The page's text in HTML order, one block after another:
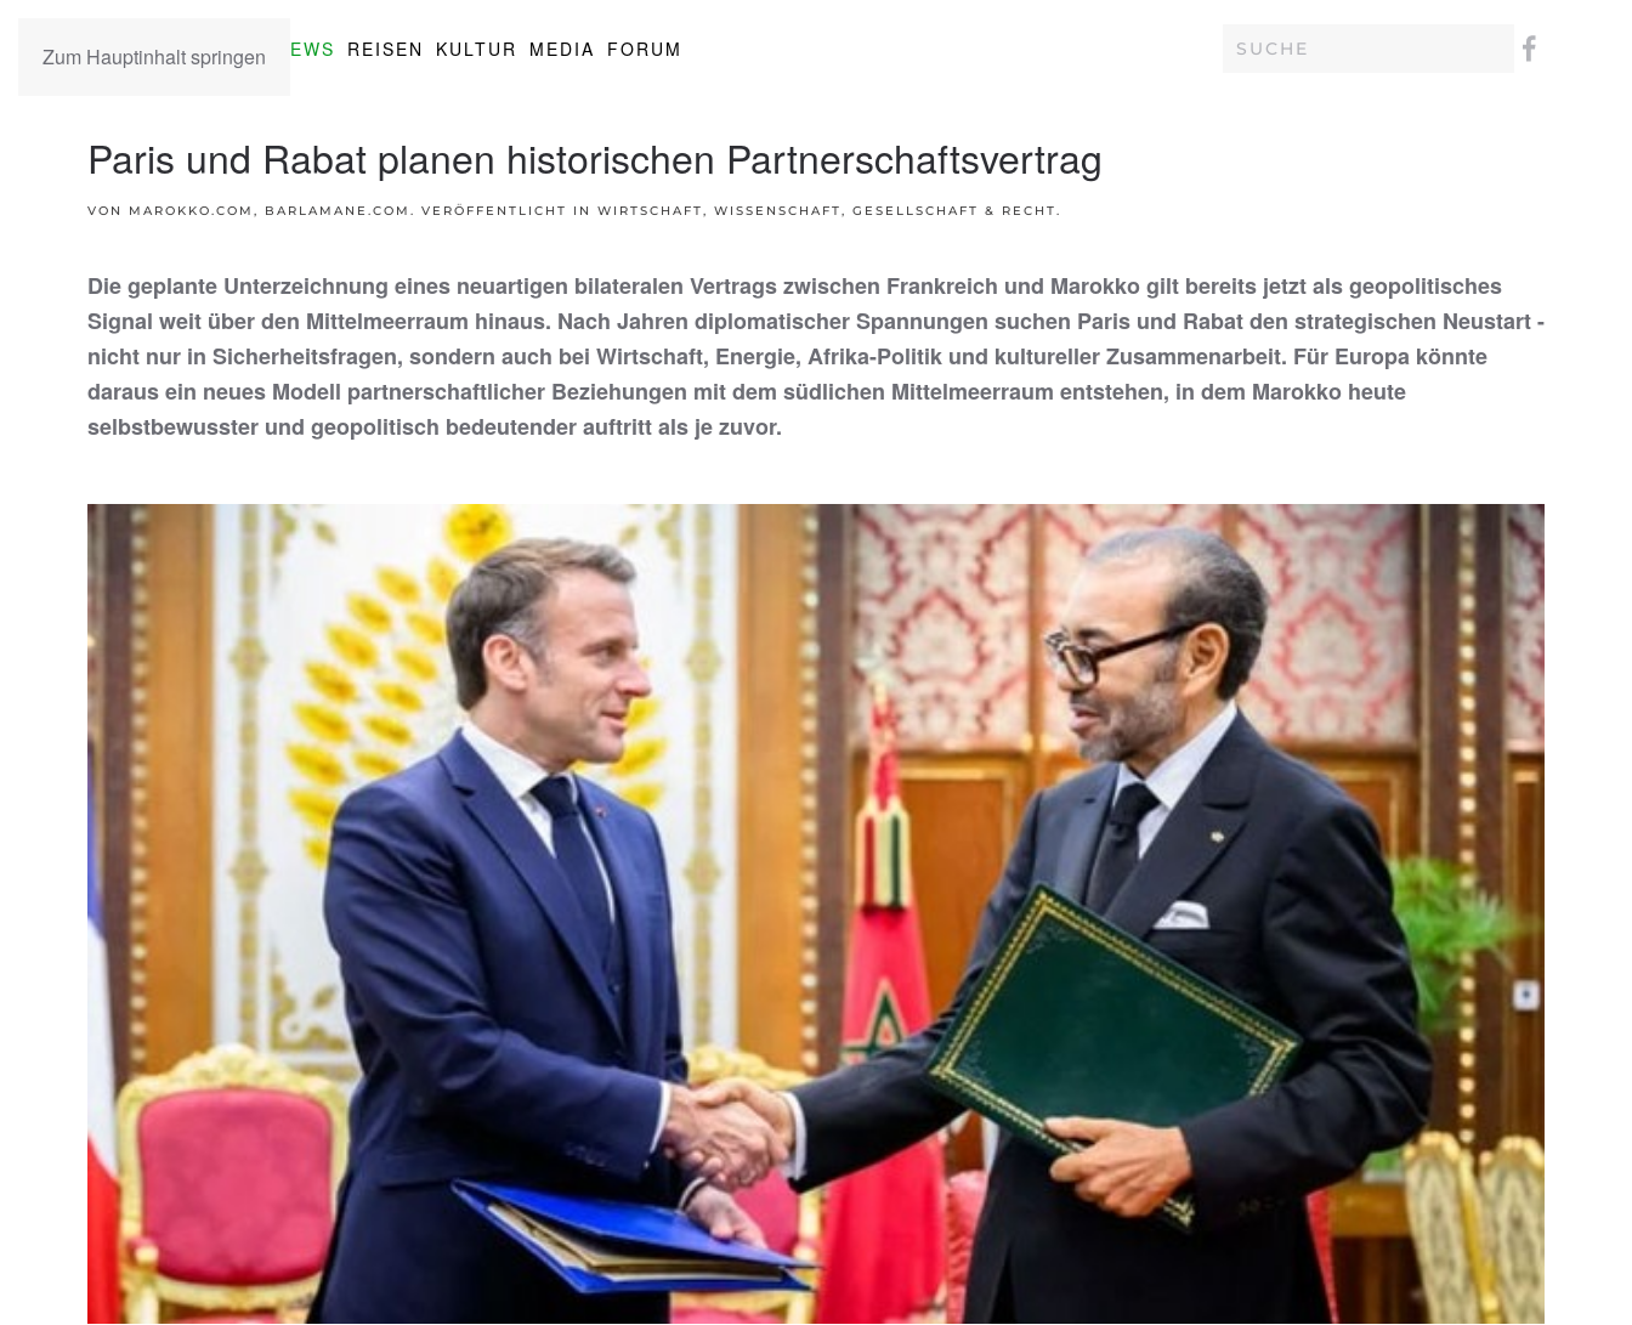
Zum Hauptinhalt springen NEWS REISEN KULTUR MEDIA FORUM
Paris und Rabat planen historischen Partnerschaftsvertrag
VON MAROKKO.COM, BARLAMANE.COM. VERÖFFENTLICHT IN WIRTSCHAFT, WISSENSCHAFT, GESELLSCHAFT & RECHT.
Die geplante Unterzeichnung eines neuartigen bilateralen Vertrags zwischen Frankreich und Marokko gilt bereits jetzt als geopolitisches
Signal weit über den Mittelmeerraum hinaus. Nach Jahren diplomatischer Spannungen suchen Paris und Rabat den strategischen Neustart -
nicht nur in Sicherheitsfragen, sondern auch bei Wirtschaft, Energie, Afrika-Politik und kultureller Zusammenarbeit. Für Europa könnte
daraus ein neues Modell partnerschaftlicher Beziehungen mit dem südlichen Mittelmeerraum entstehen, in dem Marokko heute
selbstbewusster und geopolitisch bedeutender auftritt als je zuvor.